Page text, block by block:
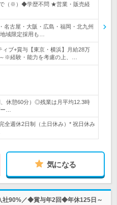
（※）◆学歴不問 ★営業・販売経
名古屋・大阪・広島・福岡・北九州
域限定採用も…
ィブ+賞与【東京・横浜】月給28万
※経験・能力を考慮の上、…
休憩60分）◎残業は月平均12.3時
…
全週休2日制（土日休み）* 祝日休み
気になる
社90%／◆賞与年2回◆年休125日～